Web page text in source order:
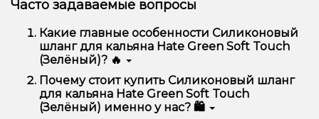
Часто задаваемые вопросы
Какие главные особенности Силиконовый
шланг для кальяна Hate Green Soft Touch
(Зелёный)? 🔥
Силиконовый шланг для кальяна Hate Green Soft
Touch (Зелёный) отличается высоким качеством,
удобством использования и надежностью.
Почему стоит купить Силиконовый шланг
для кальяна Hate Green Soft Touch
(Зелёный) именно у нас? 🛍️